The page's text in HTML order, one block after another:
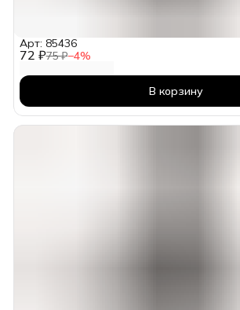
72 ₽75 ₽−4%
Арт: 85436
В корзину